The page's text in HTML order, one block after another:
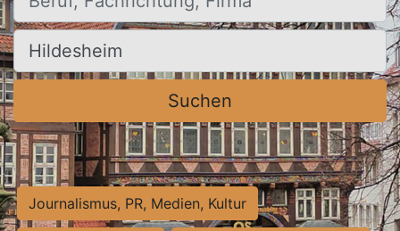
Ort, Stadt
Suchen
Journalismus, PR, Medien, Kultur